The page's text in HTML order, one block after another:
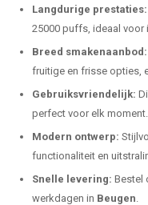
Langdurige prestaties:
25000 puffs, ideaal voor
Breed smakenaanbod:
fruitige en frisse opties,
Gebruiksvriendelijk:
perfect voor elk moment.
Modern ontwerp:
functionaliteit en
Snelle levering: Bestel
werkdagen in Beugen